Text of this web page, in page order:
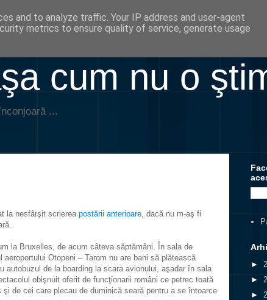
cum nu o
...
la nesfârşit scrierea postării anterioare, dacă nu m-aş fi
la Bruxelles, de acum câteva săptămâni. În sala de
aeroportului Otopeni – Tarom nu are bani să plătească
autobuzul de la boarding la scara avionului, aşadar în sala
obişnuit oferit de funcţionarii români ce petrec toată
şi de cei care plecau de duminică seară pentru a se întoarce
►
►
►
and to analyze traffic. Your IP address and user-agent
metrics to ensure quality of service, generate usage